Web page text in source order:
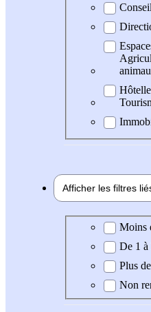
Afficher les filtres
ExpérienceMoins
De 1 à
Plus
Non